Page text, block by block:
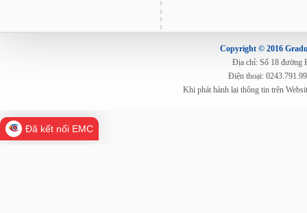
Copyright © 2016
Địa chỉ: Số 18 đường
Điện thoại:
Khi phát hành lại thông tin trên
Đã kết nối EMC